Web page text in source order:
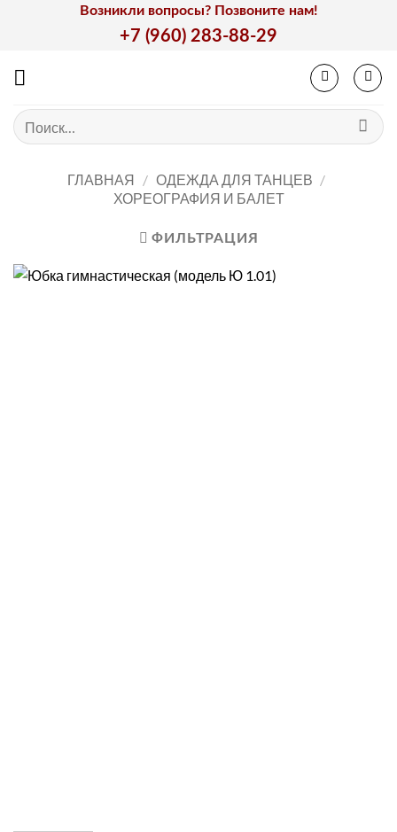
Возникли вопросы? Позвоните нам!
+7 (960) 283-88-29
Искать:
ГЛАВНАЯ / ОДЕЖДА ДЛЯ ТАНЦЕВ /
ХОРЕОГРАФИЯ И БАЛЕТ
ФИЛЬТРАЦИЯ